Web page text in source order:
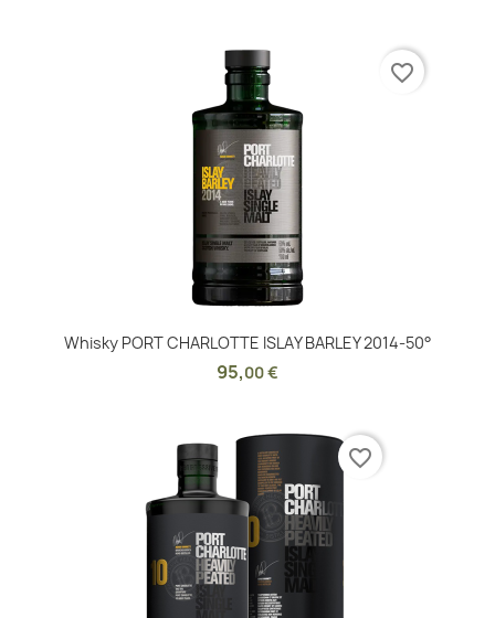
Whisky PORT CHARLOTTE ISLAY BARLEY 2014-50°
95,00 €
favorite_border
favorite_border